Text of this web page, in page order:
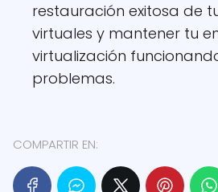
restauración exitosa de
virtuales y mantener tu
virtualización
problemas.
COMPARTIR EN: